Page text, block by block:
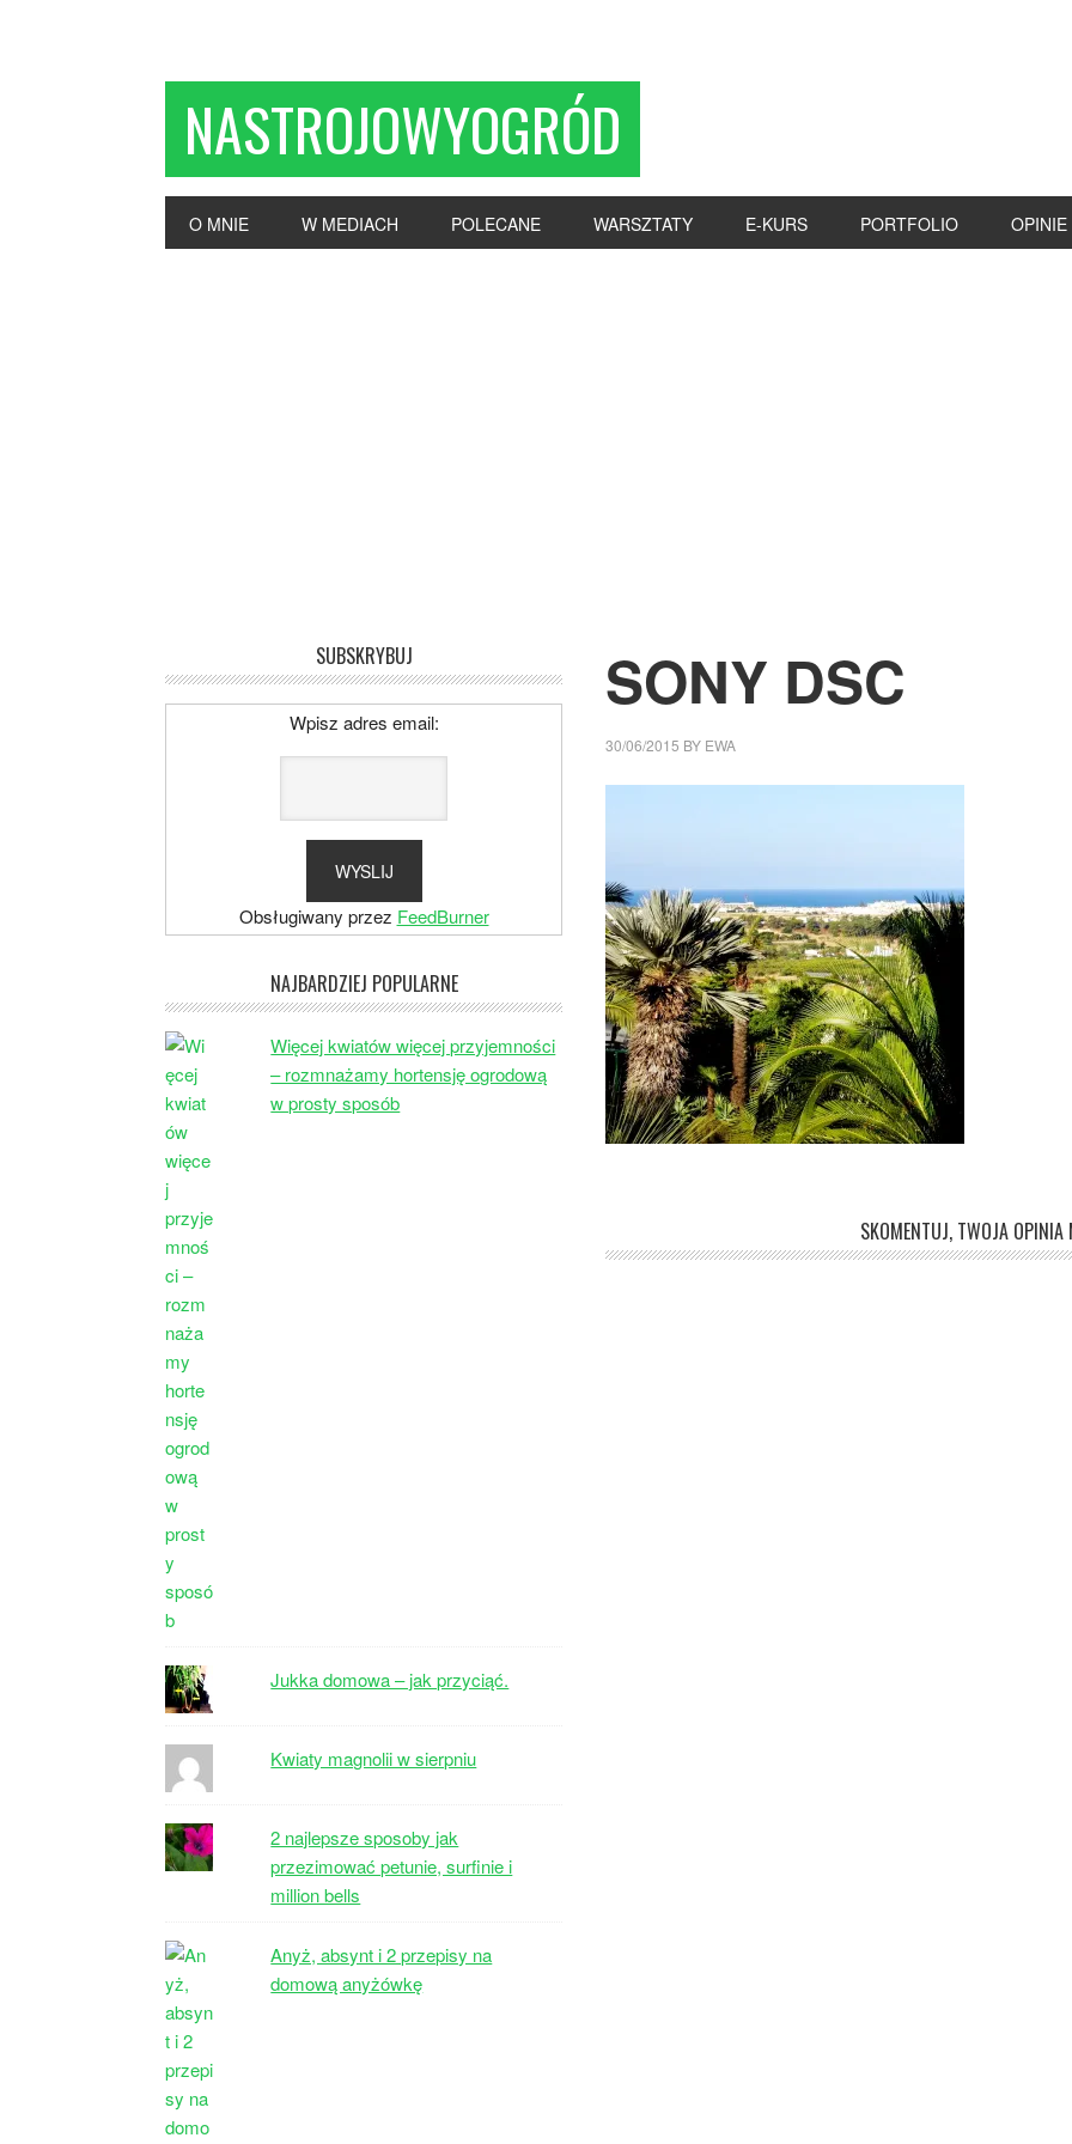
NASTROJOWYOGRÓD
O MNIE W MEDIACH POLECANE WARSZTATY E-KURS PORTFOLIO OPINIE
SONY DSC
30/06/2015 BY EWA
SKOMENTUJ, TWOJA OPINIA
SUBSKRYBUJ
Wpisz adres email:
Obsługiwany przez FeedBurner
NAJBARDZIEJ POPULARNE
Więcej kwiatów więcej przyjemności
– rozmnażamy hortensję ogrodową
w prosty sposób
Jukka domowa – jak przyciąć.
Kwiaty magnolii w sierpniu
2 najlepsze sposoby jak
przezimować petunie, surfinie i
million bells
Anyż, absynt i 2 przepisy na
domową anyżówkę